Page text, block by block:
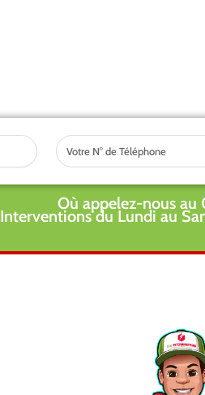
Tel
Où appelez-nous au
Interventions du Lundi au